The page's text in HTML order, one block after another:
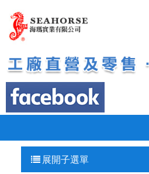
展開子選單